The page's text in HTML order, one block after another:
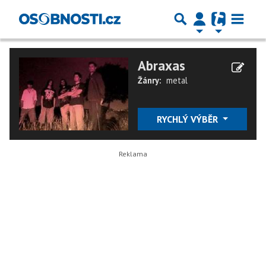
Abraxas
Žánry: metal
RYCHLÝ VÝBĚR